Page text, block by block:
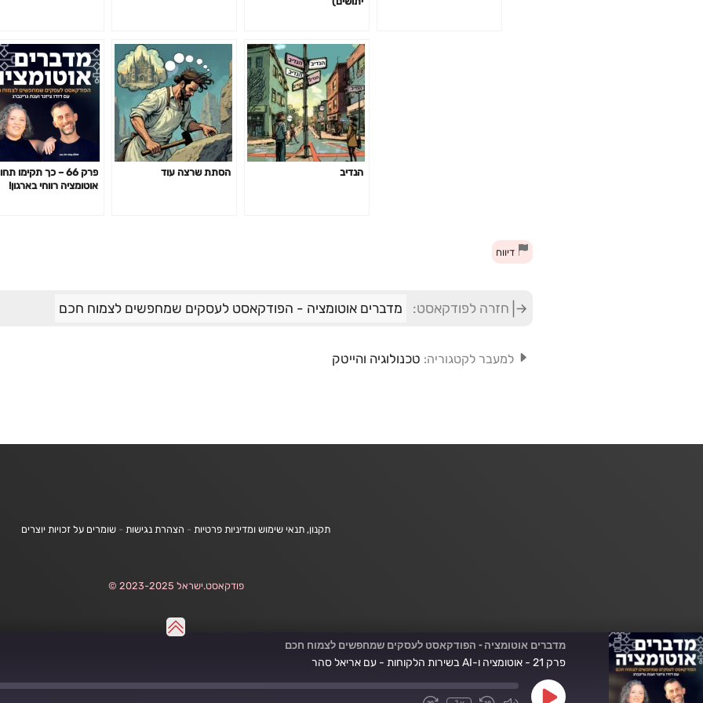
מדברים אוטומציה - הפודקאסט לעסקים שמחפשים לצמוח חכם
פרק 21 - אוטומציה ו-AI בשירות הלקוחות - עם אריאל סהר
הנדיב הסתת שרצה עוד
פרק 66 – כך תקימו
אוטומציה רווחי בארגון!
דיווח
חזרה לפודקאסט: מדברים אוטומציה - הפודקאסט לעסקים שמחפשים לצמוח חכם
למעבר לקטגוריה: טכנולוגיה והייטק
תקנון, תנאי שימוש ומדיניות פרטיות - הצהרת נגישות - שומרים על זכויות יוצרים
פודקאסט.ישראל 2023-2025 ©